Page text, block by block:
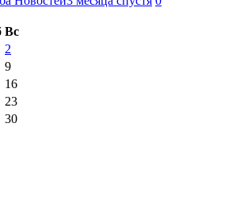
Вс
2
9
16
23
30